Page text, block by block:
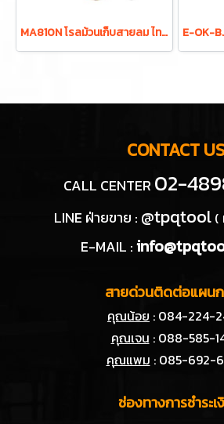
MA810N โรลม้วนเก็บสายลม ไทก้อน (Tigon) ขนาดรูด้านใน 8 มม. ขนาดรูด้านนอก 12 มม. ความยาว 10 เมตร แรงดันสูงสุดขณะทำงาน 15 บาร์ เหมาะกับใช้งานในอุตสาหกรรมทั่วไป ผลิตจากประเทศเกาหลี
CONTACT US
CALL CENTER 02-
LINE ฝ่ายขาย : @tpqtool (
E-MAIL :
สายด่วนติดต่อแผน
คุณน้อย : 084-224-
คุณเจน : 088-585-
คุณแพม : 085-692-
ช่องทางการชำระเ